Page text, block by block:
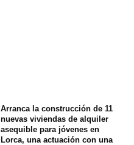
Arranca la construcción de 11
nuevas viviendas de alquiler
asequible para jóvenes en
Lorca, una actuación con una